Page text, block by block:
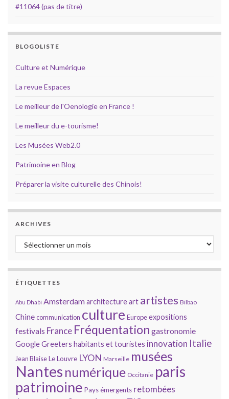
#11064 (pas de titre)
BLOGOLISTE
Culture et Numérique
La revue Espaces
Le meilleur de l'Oenologie en France !
Le meilleur du e-tourisme!
Les Musées Web2.0
Patrimoine en Blog
Préparer la visite culturelle des Chinois!
ARCHIVES
Archives
ÉTIQUETTES
Abu Dhabi Amsterdamarchitectureart artistes Bilbao
Chinecommunication culture Europeexpositions
festivals France Fréquentation gastronomie
GoogleGreeters habitants et touristes innovation Italie
Jean BlaiseLe Louvre LYON Marseille musées
Nantes numérique Occitanie paris
patrimoine Pays émergents retombées